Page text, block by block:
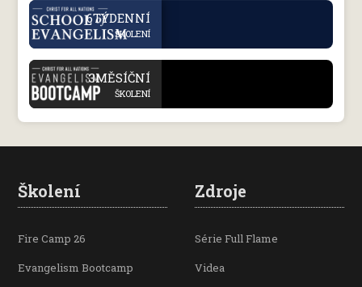
. 6TÝDENNÍ
ŠKOLENÍ
. 3MĚSÍČNÍ
ŠKOLENÍ
Školení
Fire Camp 26
Evangelism Bootcamp
Zdroje
Série Full Flame
Videa